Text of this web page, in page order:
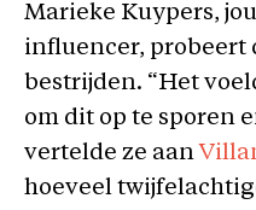
Marieke Kuypers,
influencer, probeert
bestrijden. “Het
om dit op te sporen
vertelde ze aan
hoeveel